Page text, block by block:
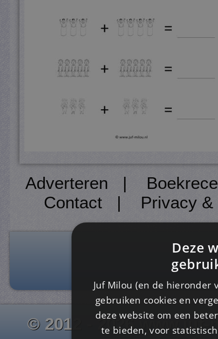
Adverteren |
Contact| Privacy
© 2012 - 2026
Deze
Juf Milou (en de
gebruiken cookies en
deze website om een
te bieden, voor